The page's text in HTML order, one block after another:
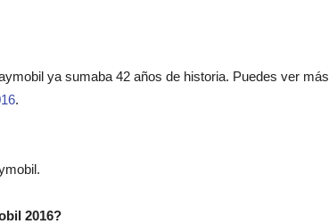
ya sumaba 42 años de historia. Puedes ver más
.
2016?